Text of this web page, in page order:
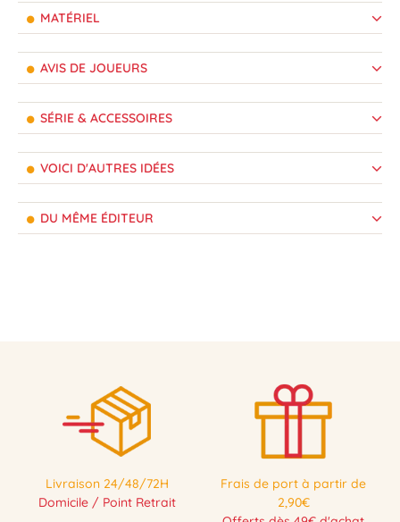
MATÉRIEL
AVIS DE JOUEURS
SÉRIE & ACCESSOIRES
VOICI D'AUTRES IDÉES
DU MÊME ÉDITEUR
Livraison 24/48/72H
Domicile / Point Retrait
Frais de port à partir de
2,90€